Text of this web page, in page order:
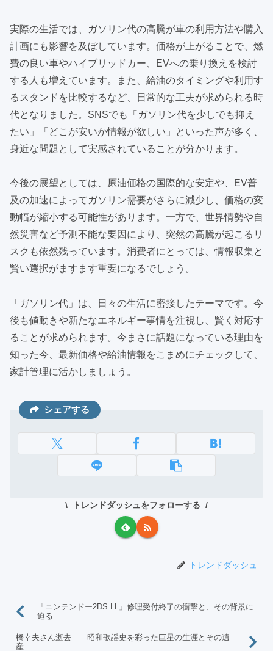
実際の生活では、ガソリン代の高騰が車の利用方法や購入
計画にも影響を及ぼしています。価格が上がることで、燃
費の良い車やハイブリッドカー、EVへの乗り換えを検討
する人も増えています。また、給油のタイミングや利用す
るスタンドを比較するなど、日常的な工夫が求められる時
代となりました。SNSでも「ガソリン代を少しでも抑え
たい」「どこが安いか情報が欲しい」といった声が多く、
身近な問題として実感されていることが分かります。
今後の展望としては、原油価格の国際的な安定や、EV普
及の加速によってガソリン需要がさらに減少し、価格の変
動幅が縮小する可能性があります。一方で、世界情勢や自
然災害など予測不能な要因により、突然の高騰が起こるリ
スクも依然残っています。消費者にとっては、情報収集と
賢い選択がますます重要になるでしょう。
「ガソリン代」は、日々の生活に密接したテーマです。今
後も値動きや新たなエネルギー事情を注視し、賢く対応す
ることが求められます。今まさに話題になっている理由を
知った今、最新価格や給油情報をこまめにチェックして、
家計管理に活かしましょう。
シェアする
トレンドダッシュをフォローする
トレンドダッシュ
「ニンテンドー2DS LL」修理受付終了の衝撃と、その背景に
迫る
橋幸夫さん逝去――昭和歌謡史を彩った巨星の生涯とその遺
産